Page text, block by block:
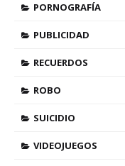
PORNOGRAFÍA
PUBLICIDAD
RECUERDOS
ROBO
SUICIDIO
VIDEOJUEGOS